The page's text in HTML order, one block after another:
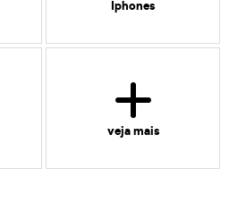
Iphones
veja mais